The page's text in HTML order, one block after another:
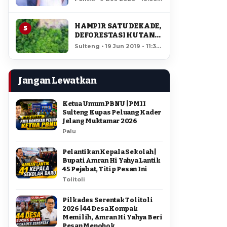
5
HAMPIR SATU DEKADE,
DEFORESTASI HUTAN
LORE LINDU MENCAPAI
Sulteng • 19 Jun 2019 - 11:34
Jangan Lewatkan
Ketua Umum PBNU | PMII
Sulteng Kupas Peluang Kader
Jelang Muktamar 2026
Palu
Pelantikan Kepala Sekolah |
Bupati Amran Hi Yahya Lantik
45 Pejabat, Titip Pesan Ini
Tolitoli
Pilkades Serentak Tolitoli
2026 | 44 Desa Kompak
Memilih, Amran Hi Yahya Beri